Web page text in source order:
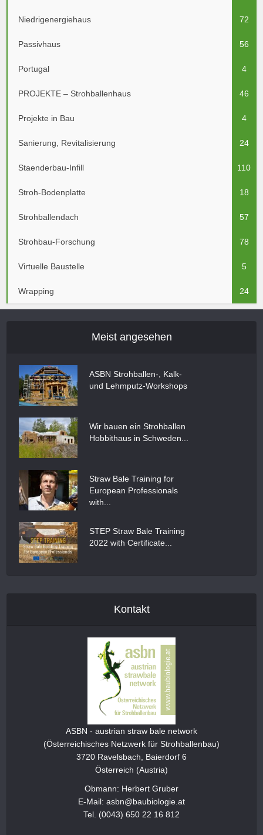
Niedrigenergiehaus 72
Passivhaus 56
Portugal 4
PROJEKTE – Strohballenhaus 46
Projekte in Bau 4
Sanierung, Revitalisierung 24
Staenderbau-Infill 110
Stroh-Bodenplatte 18
Strohballendach 57
Strohbau-Forschung 78
Virtuelle Baustelle 5
Wrapping 24
Meist angesehen
ASBN Strohballen-, Kalk-
und Lehmputz-Workshops
Wir bauen ein Strohballen
Hobbithaus in Schweden...
Straw Bale Training for
European Professionals
with...
STEP Straw Bale Training
2022 with Certificate...
Kontakt
ASBN - austrian straw bale network
(Österreichisches Netzwerk für Strohballenbau)
3720 Ravelsbach, Baierdorf 6
Österreich (Austria)
Obmann: Herbert Gruber
E-Mail: asbn@baubiologie.at
Tel. (0043) 650 22 16 812